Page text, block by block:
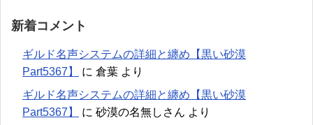
新着コメント
ギルド名声システムの詳細と纏め【黒い砂漠
Part5367】
に 倉葉 より
ギルド名声システムの詳細と纏め【黒い砂漠
Part5367】
に 砂漠の名無しさん より